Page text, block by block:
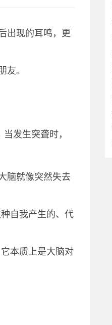
出现的耳鸣，更
友。
发生突聋时，
脑就像突然失去
自我产生的、代
本质上是大脑对